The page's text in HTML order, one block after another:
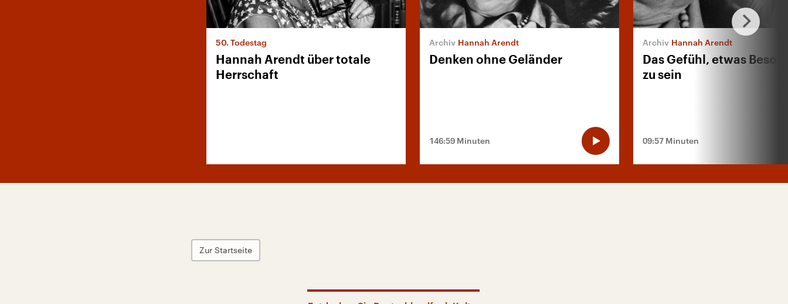
50. Todestag
Hannah Arendt über totale
Herrschaft
Hannah Arendt
Denken ohne Geländer
146:59 Minuten
Hannah Arendt
Das Gefühl, etwas
zu sein
09:57 Minuten
Zur Startseite